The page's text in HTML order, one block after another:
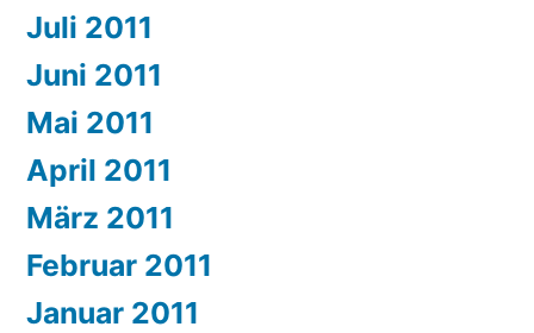
Juli 2011
Juni 2011
Mai 2011
April 2011
März 2011
Februar 2011
Januar 2011